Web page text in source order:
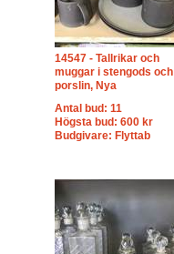
14547 - Tallrikar och
muggar i stengods och
porslin, Nya
Antal bud: 11
Högsta bud: 600 kr
Budgivare: Flyttab